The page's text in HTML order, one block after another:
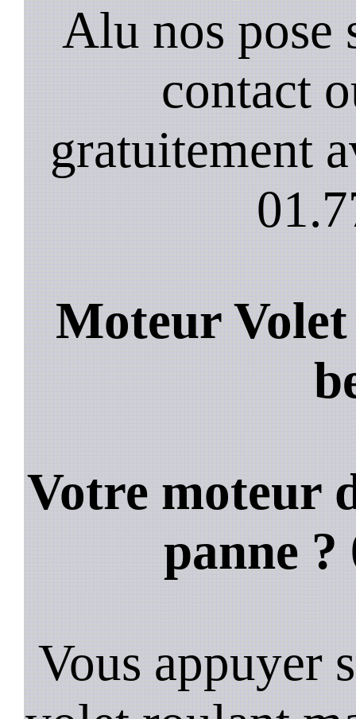
Alu nos pose
contact
gratuitement
Moteur
Votre moteur
panne ?
Vous appuyer